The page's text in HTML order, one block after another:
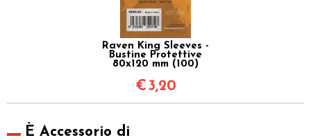
Raven King Sleeves -
Bustine Protettive
80x120 mm (100)
€3,20
È Accessorio di